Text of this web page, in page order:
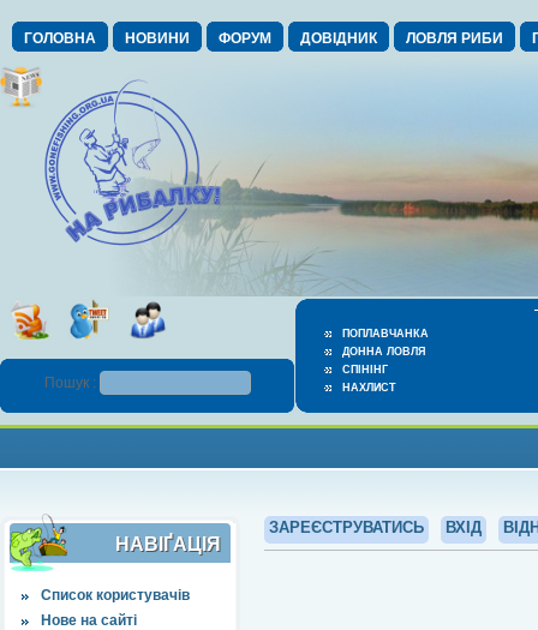
ГОЛОВНА НОВИНИ ФОРУМ ДОВІДНИК ЛОВЛЯ РИБИ
ПОПЛАВЧАНКА
ДОННА ЛОВЛЯ
СПІНІНГ
НАХЛИСТ
Пошук :
НАВІҐАЦІЯ
Список користувачів
Нове на сайті
ЗАРЕЄСТРУВАТИСЬ ВХІД